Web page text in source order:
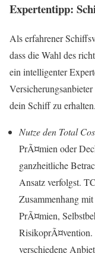
Expertentipp:
Als erfahrener
dass die Wahl des
ein intelligenter
dein Schiff zu erhalten.
Nutze den Total
PrÃ¤mien oder
ganzheitliche
Ansatz verfolgst.
Zusammenhang
PrÃ¤mien,
RisikoprÃ¤vention.
verschiedene